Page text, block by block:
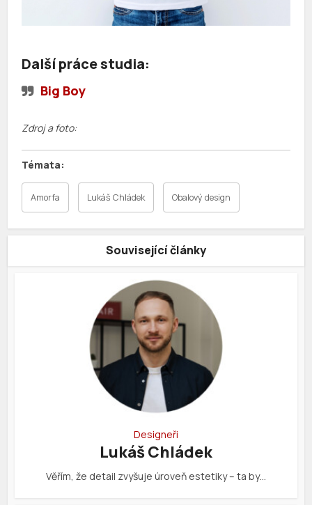
Další práce studia:
Big Boy
Zdroj a foto:
Amorfa Lukáš Chládek Obalový design
Související články
Designeři
Lukáš Chládek
Věřím, že detail zvyšuje úroveň estetiky – ta by…